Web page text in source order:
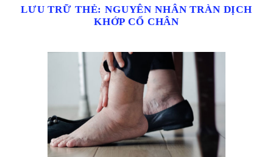
LƯU TRỮ THẺ:NGUYÊN NHÂN TRÀN DỊCH
KHỚP CỔ CHÂN